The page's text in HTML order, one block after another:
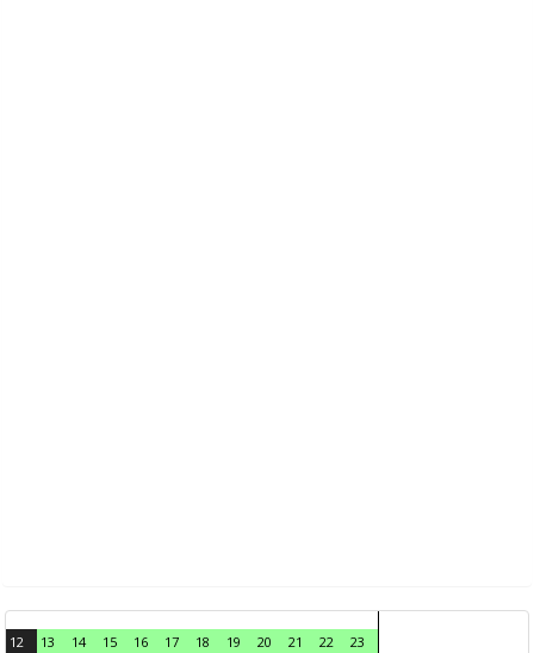
12 13 14 15 16 17 18 19 20 21 22
23